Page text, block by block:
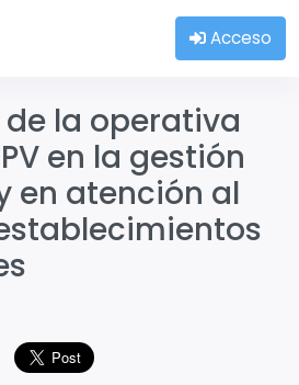
Acceso
la operativa
en la gestión
en atención al